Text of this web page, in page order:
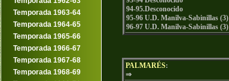
Temporada 1963-64
Temporada 1964-65
Temporada 1965-66
Temporada 1966-67
Temporada 1967-68
Temporada 1968-69
94-95.Desconocido
95-96 U.D. Manilva-Sabinillas (3)
96-97 U.D. Manilva-Sabinillas (3)
PALMARÉS:
⇒